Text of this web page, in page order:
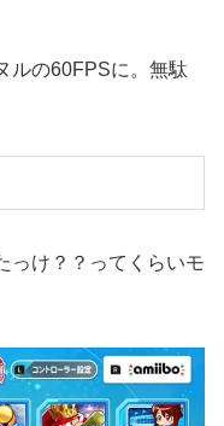
ルの60FPSに。無駄
っけ？？ってくらいモ